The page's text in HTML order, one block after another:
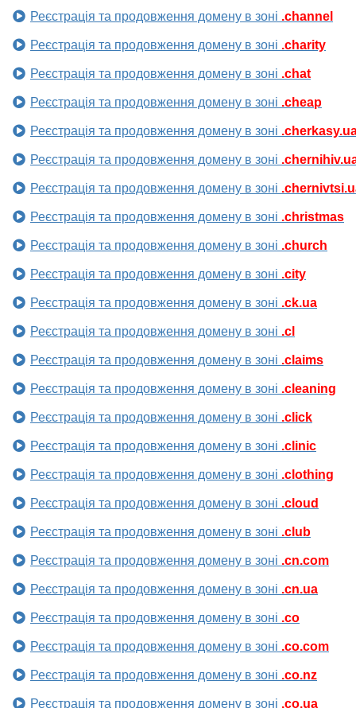
Реєстрація та продовження домену в зоні .channel
Реєстрація та продовження домену в зоні .charity
Реєстрація та продовження домену в зоні .chat
Реєстрація та продовження домену в зоні .cheap
Реєстрація та продовження домену в зоні
Реєстрація та продовження домену в зоні
Реєстрація та продовження домену в зоні
Реєстрація та продовження домену в зоні .christmas
Реєстрація та продовження домену в зоні .church
Реєстрація та продовження домену в зоні .city
Реєстрація та продовження домену в зоні .ck.ua
Реєстрація та продовження домену в зоні .cl
Реєстрація та продовження домену в зоні .claims
Реєстрація та продовження домену в зоні .cleaning
Реєстрація та продовження домену в зоні .click
Реєстрація та продовження домену в зоні .clinic
Реєстрація та продовження домену в зоні .clothing
Реєстрація та продовження домену в зоні .cloud
Реєстрація та продовження домену в зоні .club
Реєстрація та продовження домену в зоні .cn.com
Реєстрація та продовження домену в зоні .cn.ua
Реєстрація та продовження домену в зоні .co
Реєстрація та продовження домену в зоні .co.com
Реєстрація та продовження домену в зоні .co.nz
Реєстрація та продовження домену в зоні .co.ua